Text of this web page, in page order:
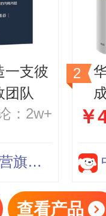
一支彼
团队
：2w+
舰店
￥
查看产品